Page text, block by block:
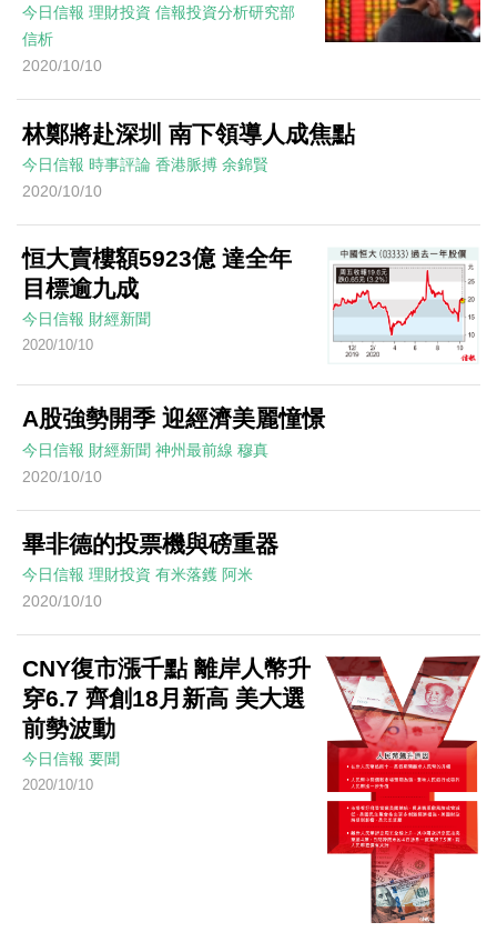
今日信報 理財投資 信報投資分析研究部
信析
2020/10/10
林鄭將赴深圳 南下領導人成焦點
今日信報 時事評論 香港脈搏 余錦賢
2020/10/10
恒大賣樓額5923億 達全年
目標逾九成
今日信報 財經新聞
2020/10/10
A股強勢開季 迎經濟美麗憧憬
今日信報 財經新聞 神州最前線 穆真
2020/10/10
畢非德的投票機與磅重器
今日信報 理財投資 有米落鑊 阿米
2020/10/10
CNY復市漲千點 離岸人幣升
穿6.7 齊創18月新高 美大選
前勢波動
今日信報 要聞
2020/10/10